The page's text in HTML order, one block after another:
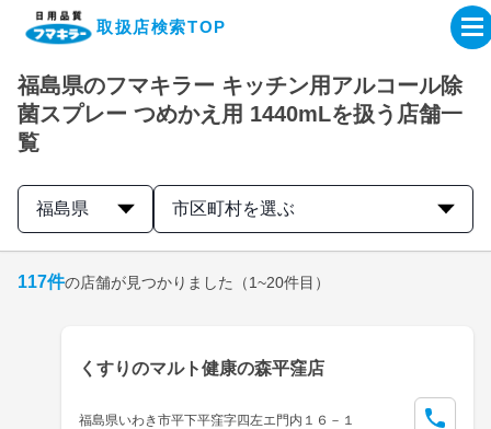
取扱店検索TOP
企業・IR情報サイト
オンラインショップ
製品検索はこちら
福島県のフマキラー キッチン用アルコール除
菌スプレー つめかえ用 1440mLを扱う店舗一
覧
福島県 市区町村を選ぶ
117件の店舗が見つかりました （1~20件目）
くすりのマルト健康の森平窪店
福島県いわき市平下平窪字四左エ門内１６－１